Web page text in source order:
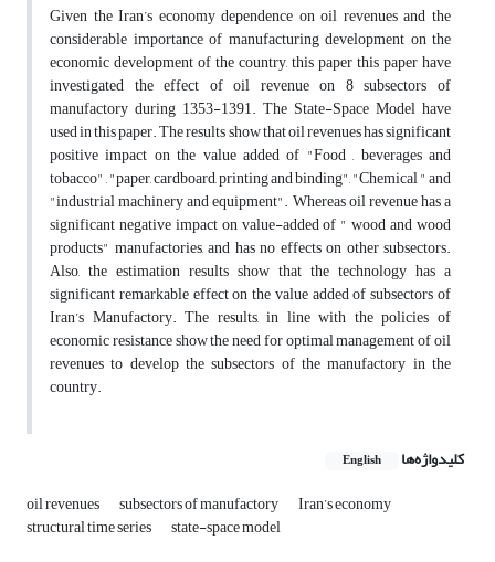
Given the Iran’s economy dependence on oil revenues and the
considerable importance of manufacturing development on the
economic development of the country, this paper this paper have
investigated the effect of oil revenue on 8 subsectors of
manufactory during 1353-1391. The State-Space Model have
used in this paper. The results show that oil revenues has significant
positive impact on the value added of "Food , beverages and
tobacco" , "paper, cardboard, printing and binding", "Chemical " and
"industrial machinery and equipment". Whereas oil revenue has a
significant negative impact on value-added of " wood and wood
products" manufactories, and has no effects on other subsectors.
Also, the estimation results show that the technology has a
significant remarkable effect on the value added of subsectors of
Iran’s Manufactory. The results, in line with the policies of
economic resistance show the need for optimal management of oil
revenues to develop the subsectors of the manufactory in the
country.
کلیدواژه‌ها English
oil revenues subsectors of manufactory Iran’s economy
structural time series state-space model